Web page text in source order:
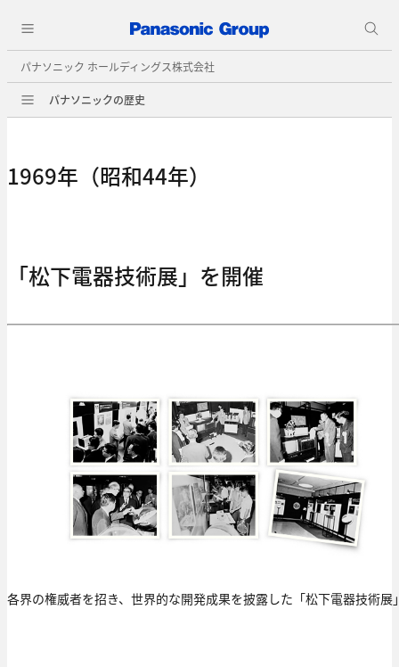
パナソニック ホールディングス株式会社
パナソニックの歴史
1969年（昭和44年）
「松下電器技術展」を開催
各界の権威者を招き、世界的な開発成果を披露した「松下電器技術展